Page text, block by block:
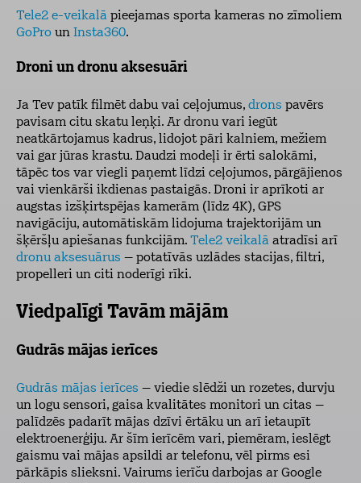
Tele2 e-veikalā pieejamas sporta kameras no zīmoliem
GoPro un Insta360.
Droni un dronu aksesuāri
Ja Tev patīk filmēt dabu vai ceļojumus, drons pavērs
pavisam citu skatu leņķi. Ar dronu vari iegūt
neatkārtojamus kadrus, lidojot pāri kalniem, mežiem
vai gar jūras krastu. Daudzi modeļi ir ērti salokāmi,
tāpēc tos var viegli paņemt līdzi ceļojumos, pārgājienos
vai vienkārši ikdienas pastaigās. Droni ir aprīkoti ar
augstas izšķirtspējas kamerām (līdz 4K), GPS
navigāciju, automātiskām lidojuma trajektorijām un
šķēršļu apiešanas funkcijām. Tele2 veikalā atradīsi arī
dronu aksesuārus – potatīvās uzlādes stacijas, filtri,
propelleri un citi noderīgi rīki.
Viedpalīgi Tavām mājām
Gudrās mājas ierīces
Gudrās mājas ierīces – viedie slēdži un rozetes, durvju
un logu sensori, gaisa kvalitātes monitori un citas –
palīdzēs padarīt mājas dzīvi ērtāku un arī ietaupīt
elektroenerģiju. Ar šīm ierīcēm vari, piemēram, ieslēgt
gaismu vai mājas apsildi ar telefonu, vēl pirms esi
pārkāpis slieksni. Vairums ierīču darbojas ar Google